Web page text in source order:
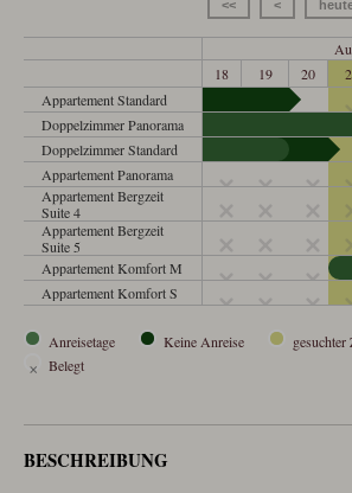
<< <
18
19 20
Appartement Standard
Doppelzimmer Panorama
Doppelzimmer Standard
Appartement Panorama
Appartement Bergzeit
Suite 4
Appartement Bergzeit
Suite 5
Appartement Komfort M
Appartement Komfort S
Anreisetage Keine Anreise gesuchter
× Belegt
BESCHREIBUNG